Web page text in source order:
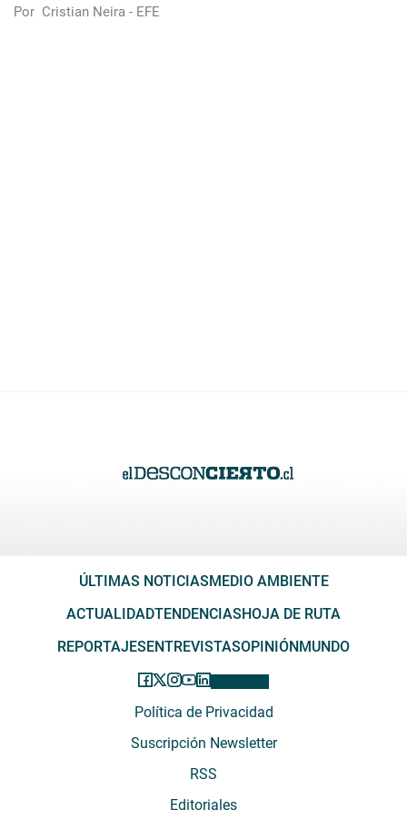
Por Cristian Neira - EFE
ÚLTIMAS NOTICIASMEDIO AMBIENTE
ACTUALIDADTENDENCIASHOJA DE RUTA
REPORTAJESENTREVISTASOPINIÓNMUNDO
Política de Privacidad
Suscripción Newsletter
RSS
Editoriales